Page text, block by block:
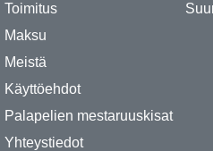
Toimitus
Maksu
Meistä
Käyttöehdot
Palapelien mestaruuskisat
Yhteystiedot